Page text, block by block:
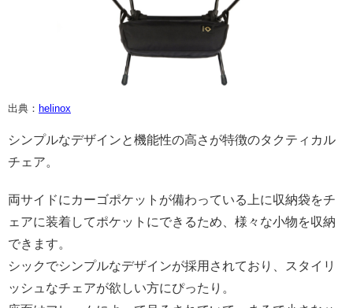
出典： helinox
シンプルなデザインと機能性の高さが特徴のタクティカル
チェア。
両サイドにカーゴポケットが備わっている上に収納袋をチ
ェアに装着してポケットにできるため、様々な小物を収納
できます。
シックでシンプルなデザインが採用されており、スタイリ
ッシュなチェアが欲しい方にぴったり。